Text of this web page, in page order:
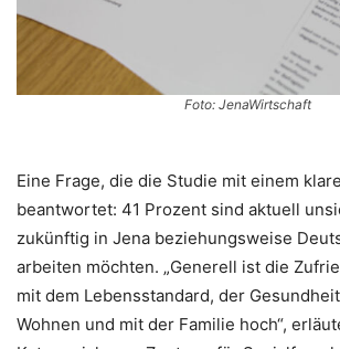
Foto: JenaWirtschaft
Eine Frage, die die Studie mit einem
beantwortet: 41 Prozent sind aktuell
zukünftig in Jena beziehungsweise
arbeiten möchten. „Generell ist die
mit dem Lebensstandard, der
Wohnen und mit der Familie hoch“,